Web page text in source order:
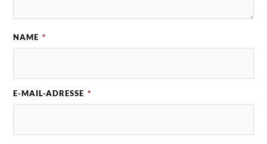
NAME *
E-MAIL-ADRESSE *